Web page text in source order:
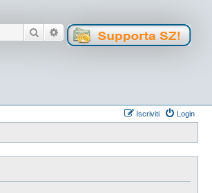
Cerca Ricerca avanzata
Login
Iscriviti